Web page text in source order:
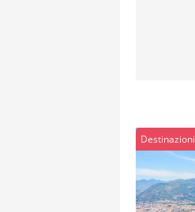
Destinazioni